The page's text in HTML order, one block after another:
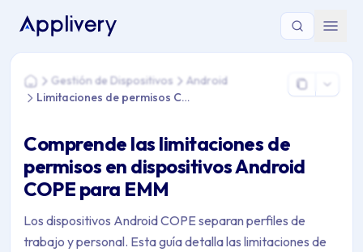
Estás aquí: Home > Gestión de Dispositivos > Android >
HomeGestión de Dispositivos
Android
Limitaciones de permisos COPE
Comprende las limitaciones de
permisos en dispositivos Android
COPE para EMM
Los dispositivos Android COPE separan perfiles de
trabajo y personal. Esta guía detalla las limitaciones de